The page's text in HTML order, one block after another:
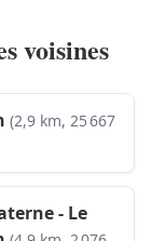
voisines
(2,9 km, 25 667
- Le